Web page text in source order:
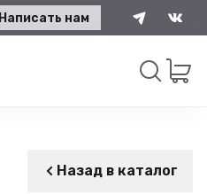
Написать нам
Назад в каталог